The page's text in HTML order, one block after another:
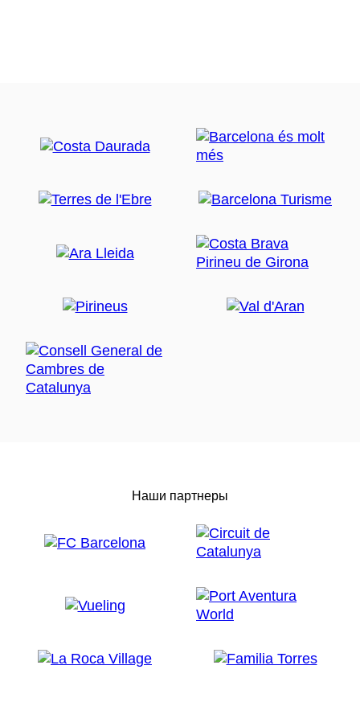
Наши партнеры